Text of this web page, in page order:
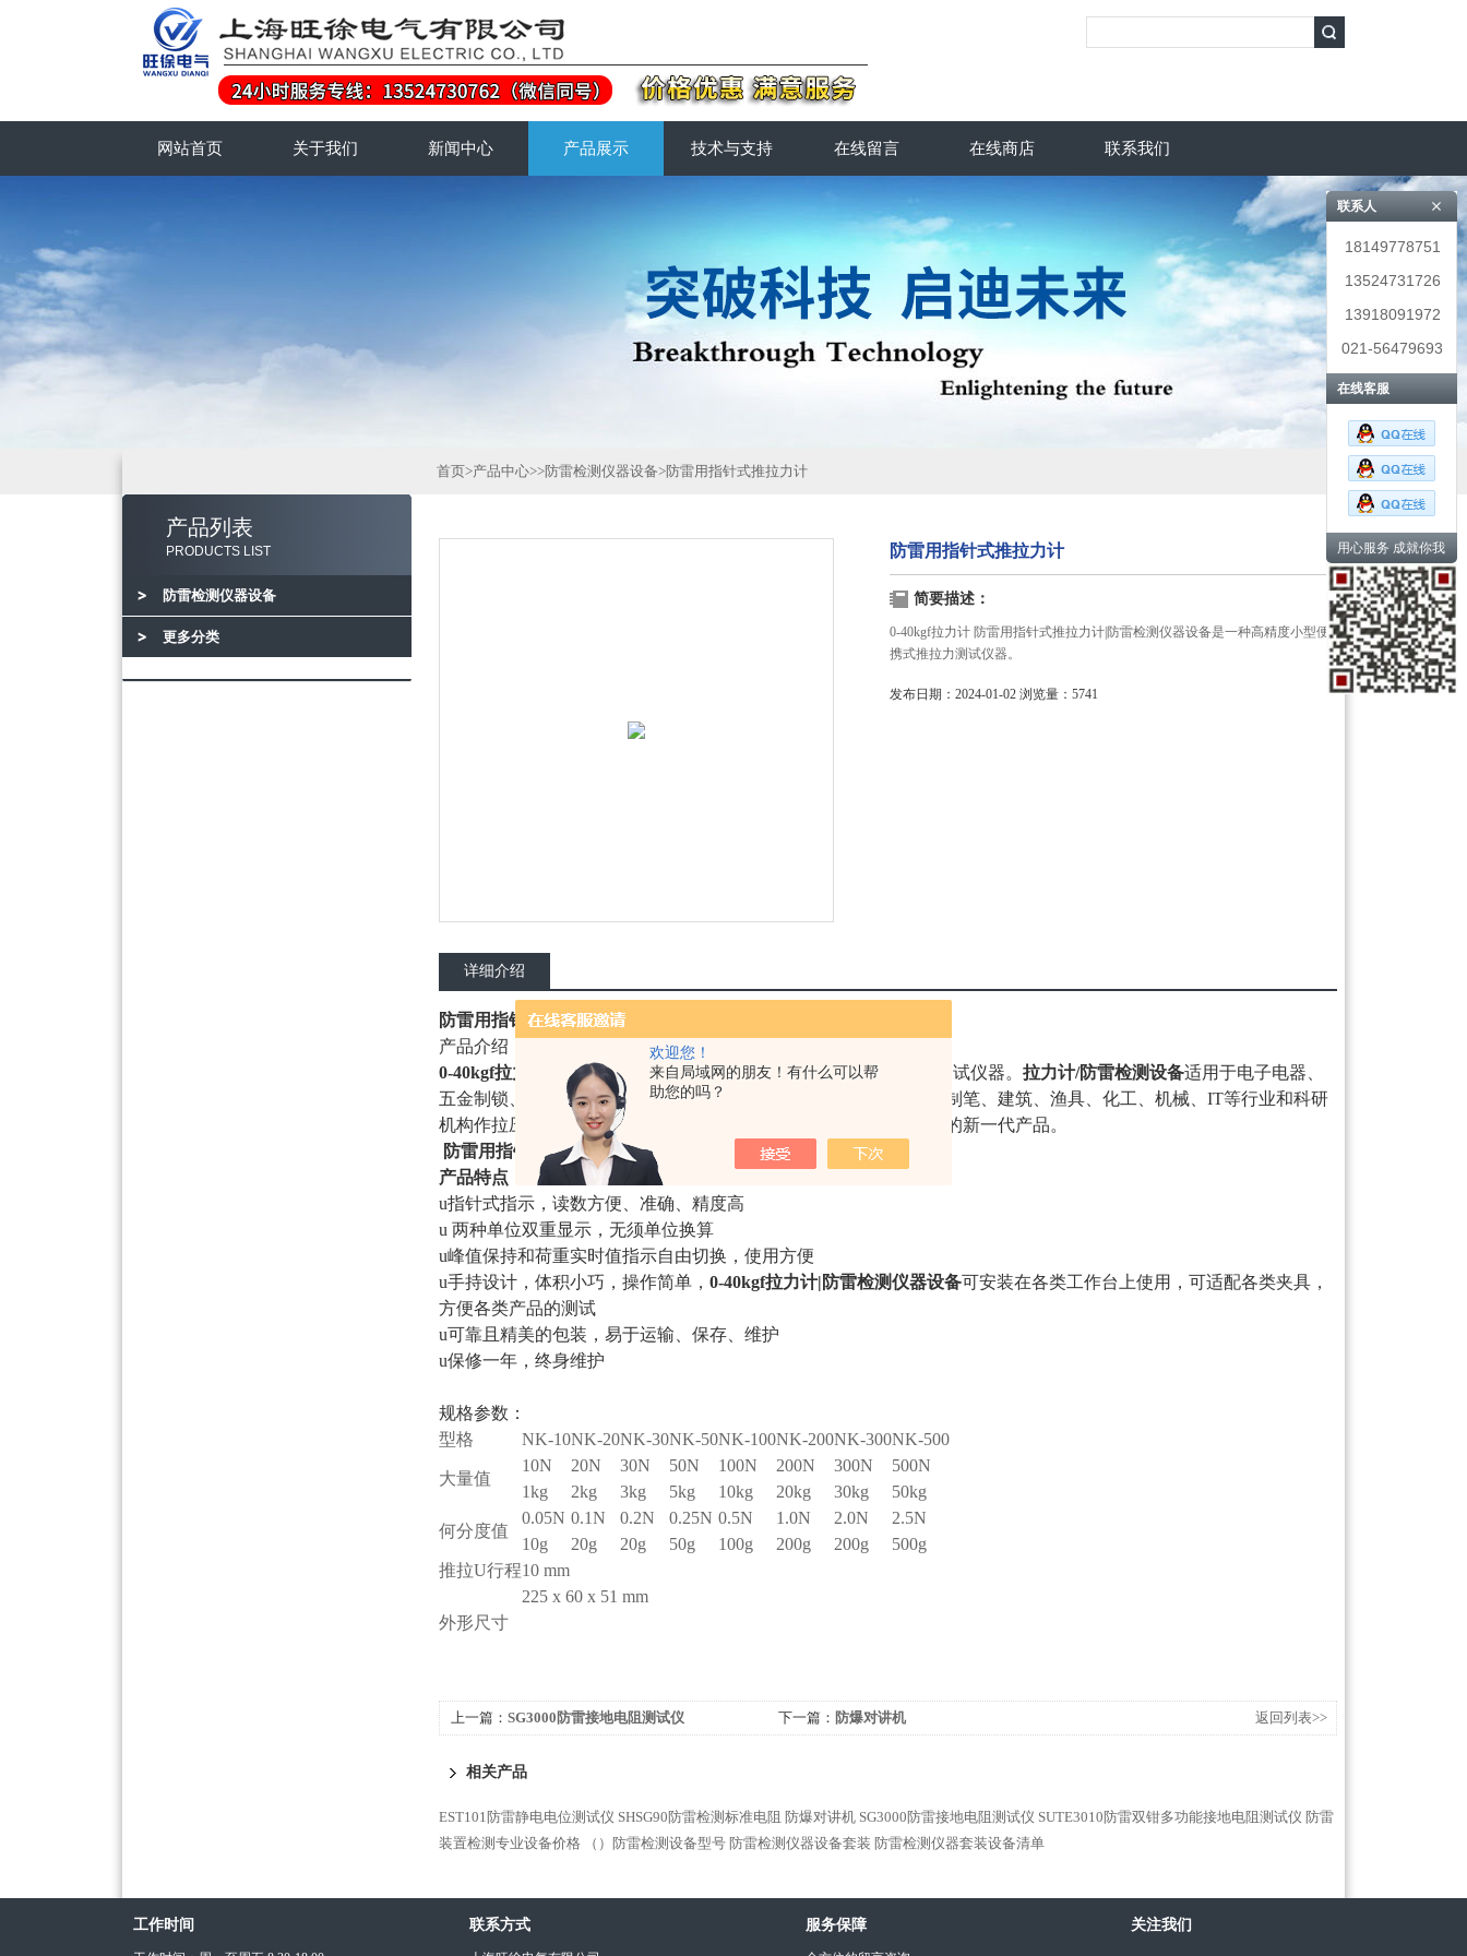
欢迎您！
来自局域网的朋友！有什么可以帮
助您的吗？
网站首页 关于我们 新闻中心 产品展示 技术与支持 在线留言 在线商店 联系我们
产品列表
PRODUCTS LIST
防雷检测仪器设备
更多分类
首页>产品中心>>防雷检测仪器设备>防雷用指针式推拉力计
防雷用指针式推拉力计
简要描述：
0-40kgf拉力计 防雷用指针式推拉力计|防雷检测仪器设备是一种高精度小型便
携式推拉力测试仪器。
发布日期：2024-01-02 浏览量：5741
详细介绍
防雷用指针式推拉力计
产品介绍：
0-40kgf拉力计|防雷检测仪器设备是一种高精度小型便携式推拉力测试仪器。 拉力计/防雷检测设备适用于电子电器、
五金制锁、汽车配件、轻工防织、打火机及点火装置、消防器材、制笔、建筑、渔具、化工、机械、IT等行业和科研
机构作拉压负荷、插拔力测试、破坏性试验等，是代替管形测力计的新一代产品。
防雷用指针式推拉力计
产品特点：
u指针式指示，读数方便、准确、精度高
u 两种单位双重显示，无须单位换算
u峰值保持和荷重实时值指示自由切换，使用方便
u手持设计，体积小巧，操作简单， 0-40kgf拉力计|防雷检测仪器设备可安装在各类工作台上使用，可适配各类夹具，
方便各类产品的测试
u可靠且精美的包装，易于运输、保存、维护
u保修一年，终身维护
规格参数：
型格
NK-10NK-20NK-30NK-50NK-100NK-200NK-300NK-500
大量值
10N
1kg
20N
2kg
30N
3kg
50N
5kg
100N
10kg
200N
20kg
300N
30kg
500N
50kg
何分度值
0.05N
10g
0.1N
20g
0.2N
20g
0.25N
50g
0.5N
100g
1.0N
200g
2.0N
200g
2.5N
500g
推拉U行程10 mm
外形尺寸
225 x 60 x 51 mm
上一篇： SG3000防雷接地电阻测试仪 下一篇： 防爆对讲机 返回列表>>
相关产品
EST101防雷静电电位测试仪 SHSG90防雷检测标准电阻 防爆对讲机 SG3000防雷接地电阻测试仪 SUTE3010防雷双钳多功能接地电阻测试仪 防雷
装置检测专业设备价格
（）防雷检测设备型号 防雷检测仪器设备套装 防雷检测仪器套装设备清单
工作时间 联系方式 服务保障 关注我们
联系人
18149778751
13524731726
13918091972
021-56479693
在线客服
用心服务 成就你我